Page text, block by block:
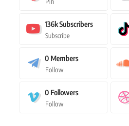
136kSubscribers
Subscribe
0 Members
Follow
0 Followers
Follow